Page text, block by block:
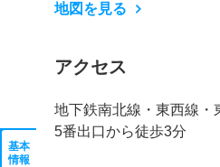
基本
情報
地図を見る
アクセス
地下鉄南北線・東西線
5番出口から徒歩3分